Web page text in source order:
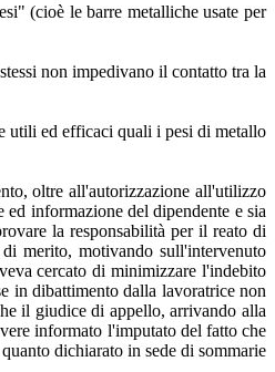
(cioè le barre metalliche usate per
non impedivano il contatto tra la
utili ed efficaci quali i pesi di metallo
oltre all'autorizzazione all'utilizzo
informazione del dipendente e sia
la responsabilità per il reato di
merito, motivando sull'intervenuto
cercato di minimizzare l'indebito
in dibattimento dalla lavoratrice non
il giudice di appello, arrivando alla
informato l'imputato del fatto che
dichiarato in sede di sommarie